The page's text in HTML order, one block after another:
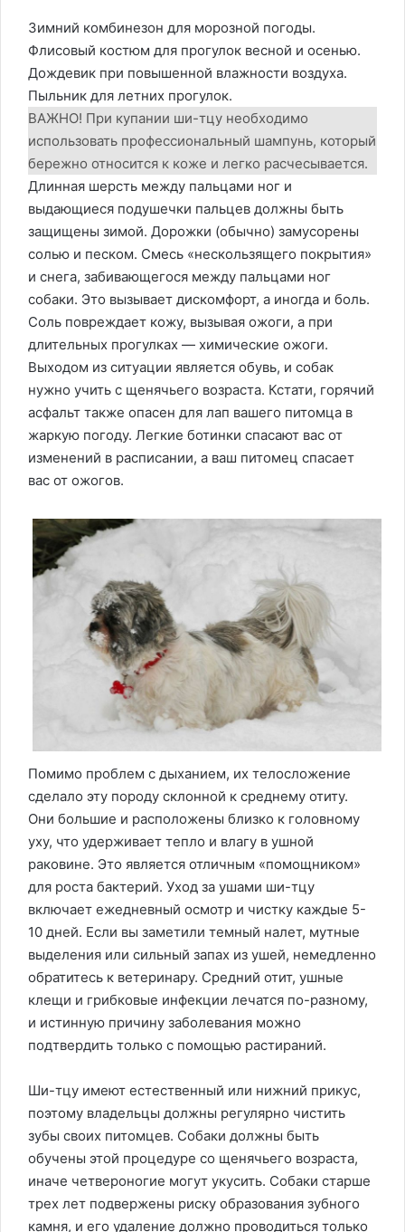
Зимний комбинезон для морозной погоды.
Флисовый костюм для прогулок весной и осенью.
Дождевик при повышенной влажности воздуха.
Пыльник для летних прогулок.
ВАЖНО! При купании ши-тцу необходимо
использовать профессиональный шампунь, который
бережно относится к коже и легко расчесывается.
Длинная шерсть между пальцами ног и
выдающиеся подушечки пальцев должны быть
защищены зимой. Дорожки (обычно) замусорены
солью и песком. Смесь «нескользящего покрытия»
и снега, забивающегося между пальцами ног
собаки. Это вызывает дискомфорт, а иногда и боль.
Соль повреждает кожу, вызывая ожоги, а при
длительных прогулках — химические ожоги.
Выходом из ситуации является обувь, и собак
нужно учить с щенячьего возраста. Кстати, горячий
асфальт также опасен для лап вашего питомца в
жаркую погоду. Легкие ботинки спасают вас от
изменений в расписании, а ваш питомец спасает
вас от ожогов.
Помимо проблем с дыханием, их телосложение
сделало эту породу склонной к среднему отиту.
Они большие и расположены близко к головному
уху, что удерживает тепло и влагу в ушной
раковине. Это является отличным «помощником»
для роста бактерий. Уход за ушами ши-тцу
включает ежедневный осмотр и чистку каждые 5-
10 дней. Если вы заметили темный налет, мутные
выделения или сильный запах из ушей, немедленно
обратитесь к ветеринару. Средний отит, ушные
клещи и грибковые инфекции лечатся по-разному,
и истинную причину заболевания можно
подтвердить только с помощью растираний.
Ши-тцу имеют естественный или нижний прикус,
поэтому владельцы должны регулярно чистить
зубы своих питомцев. Собаки должны быть
обучены этой процедуре со щенячьего возраста,
иначе четвероногие могут укусить. Собаки старше
трех лет подвержены риску образования зубного
камня, и его удаление должно проводиться только